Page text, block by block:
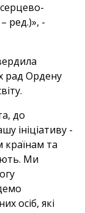
ред.)», -
рад Ордену
до
ініціативу -
країнам та
Ми
осіб, які